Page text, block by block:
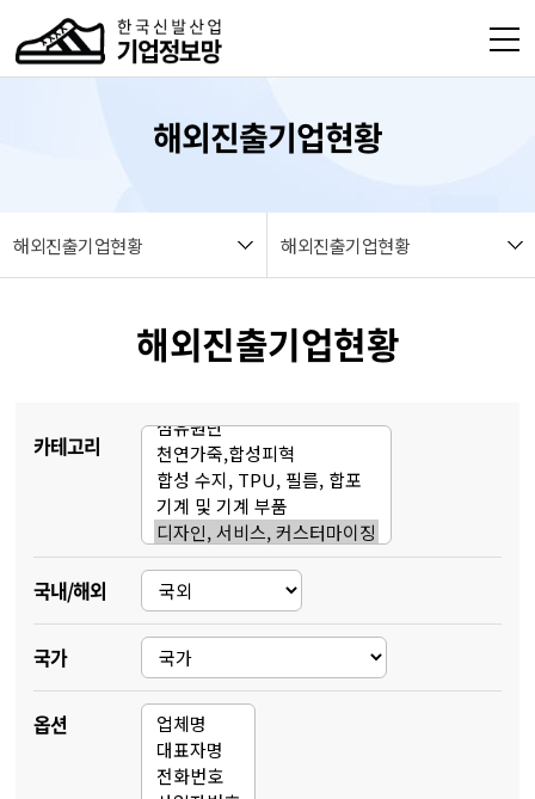
본문 바로가기
열기
해외진출기업현황
해외진출기업현황 해외진출기업현황
해외진출기업현황
카테고리
국내/해외
국가
옵션